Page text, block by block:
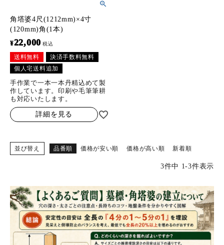
角塔婆4尺(1212mm)×4寸
(120mm)角(1本)
¥22,000 税込
送料無料
決済手数料無料
個人宅送料追加
手作業で一本一本丹精込めて製
作しています。印刷や毛筆筆耕
も対応いたします。
詳細を見る
並び替え 品番順 価格が安い順 価格が高い順 新着順
3件中 1-3件表示